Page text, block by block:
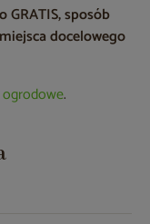
sposób
docelowego
.